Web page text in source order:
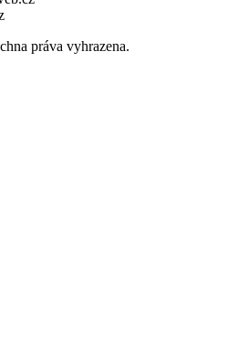
práva vyhrazena.